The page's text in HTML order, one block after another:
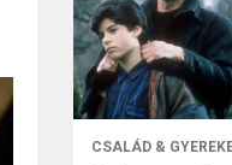
CSALÁD &